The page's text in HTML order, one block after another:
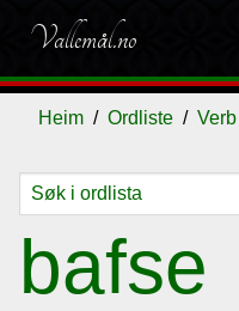
Vallemål.no
Heim Ordliste Verb
bafse
Ordliste
Om